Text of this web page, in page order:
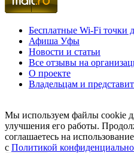
Бесплатные Wi-Fi точки
Афиша Уфы
Новости и статьи
Все отзывы на
О проекте
Владельцам и
Мы используем файлы cookie
улучшения его работы.
соглашаетесь на
с Политикой